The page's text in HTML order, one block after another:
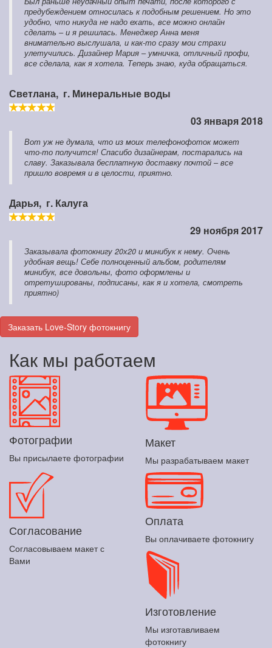
предубеждением относилась к подобным решением. Но это
удобно, что никуда не надо ехать, все можно онлайн
сделать – и я решилась. Менеджер Анна меня
внимательно выслушала, и как-то сразу мои страхи
улетучились. Дизайнер Мария – умничка, отличный профи,
все сделала, как я хотела. Теперь знаю, куда обращаться.
Светлана, г. Минеральные воды
03 января 2018
Вот уж не думала, что из моих телефонофоток может
что-то получится! Спасибо дизайнерам, постарались на
славу. Заказывала бесплатную доставку почтой – все
пришло вовремя и в целости, приятно.
Дарья, г. Калуга
29 ноября 2017
Заказывала фотокнигу 20х20 и минибук к нему. Очень
удобная вещь! Себе полноценный альбом, родителям
минибук, все довольны, фото оформлены и
отретушированы, подписаны, как я и хотела, смотреть
приятно)
Заказать Love-Story фотокнигу
Как мы работаем
Фотографии
Вы присылаете фотографии
Макет
Мы разрабатываем макет
Согласование
Согласовываем макет с
Вами
Оплата
Вы оплачиваете фотокнигу
Изготовление
Мы изготавливаем
фотокнигу